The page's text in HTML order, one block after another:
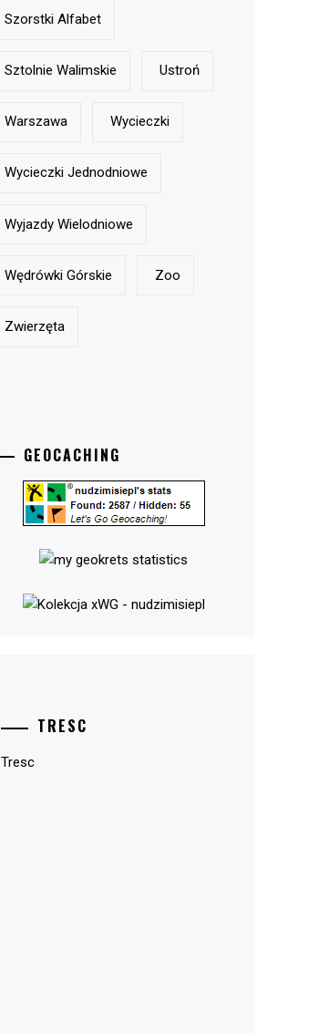
Szorstki Alfabet
Sztolnie Walimskie Ustroń
Warszawa Wycieczki
Wycieczki Jednodniowe
Wyjazdy Wielodniowe
Wędrówki Górskie Zoo
Zwierzęta
GEOCACHING
TRESC
Tresc